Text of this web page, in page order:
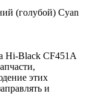
(голубой) Cyan
Hi-Black CF451A
этих
и